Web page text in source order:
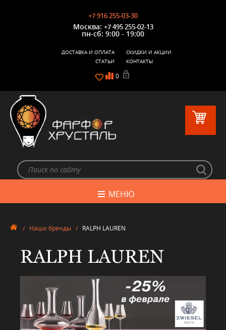
+7 916 255-03-30
Москва: +7 495 255-02-13
пн-сб: 9:00 - 19:00
0
ДОСТАВКА И ОПЛАТА
СКИДКИ И АКЦИИ
СТАТЬИ
КОНТАКТЫ
МЕНЮ
/ Наши бренды / RALPH LAUREN
RALPH LAUREN